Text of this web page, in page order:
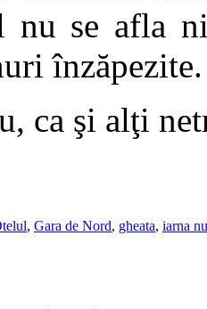
nu se afla
înzăpezite.
ca şi alţi
, Gara de Nord, gheata, iarna